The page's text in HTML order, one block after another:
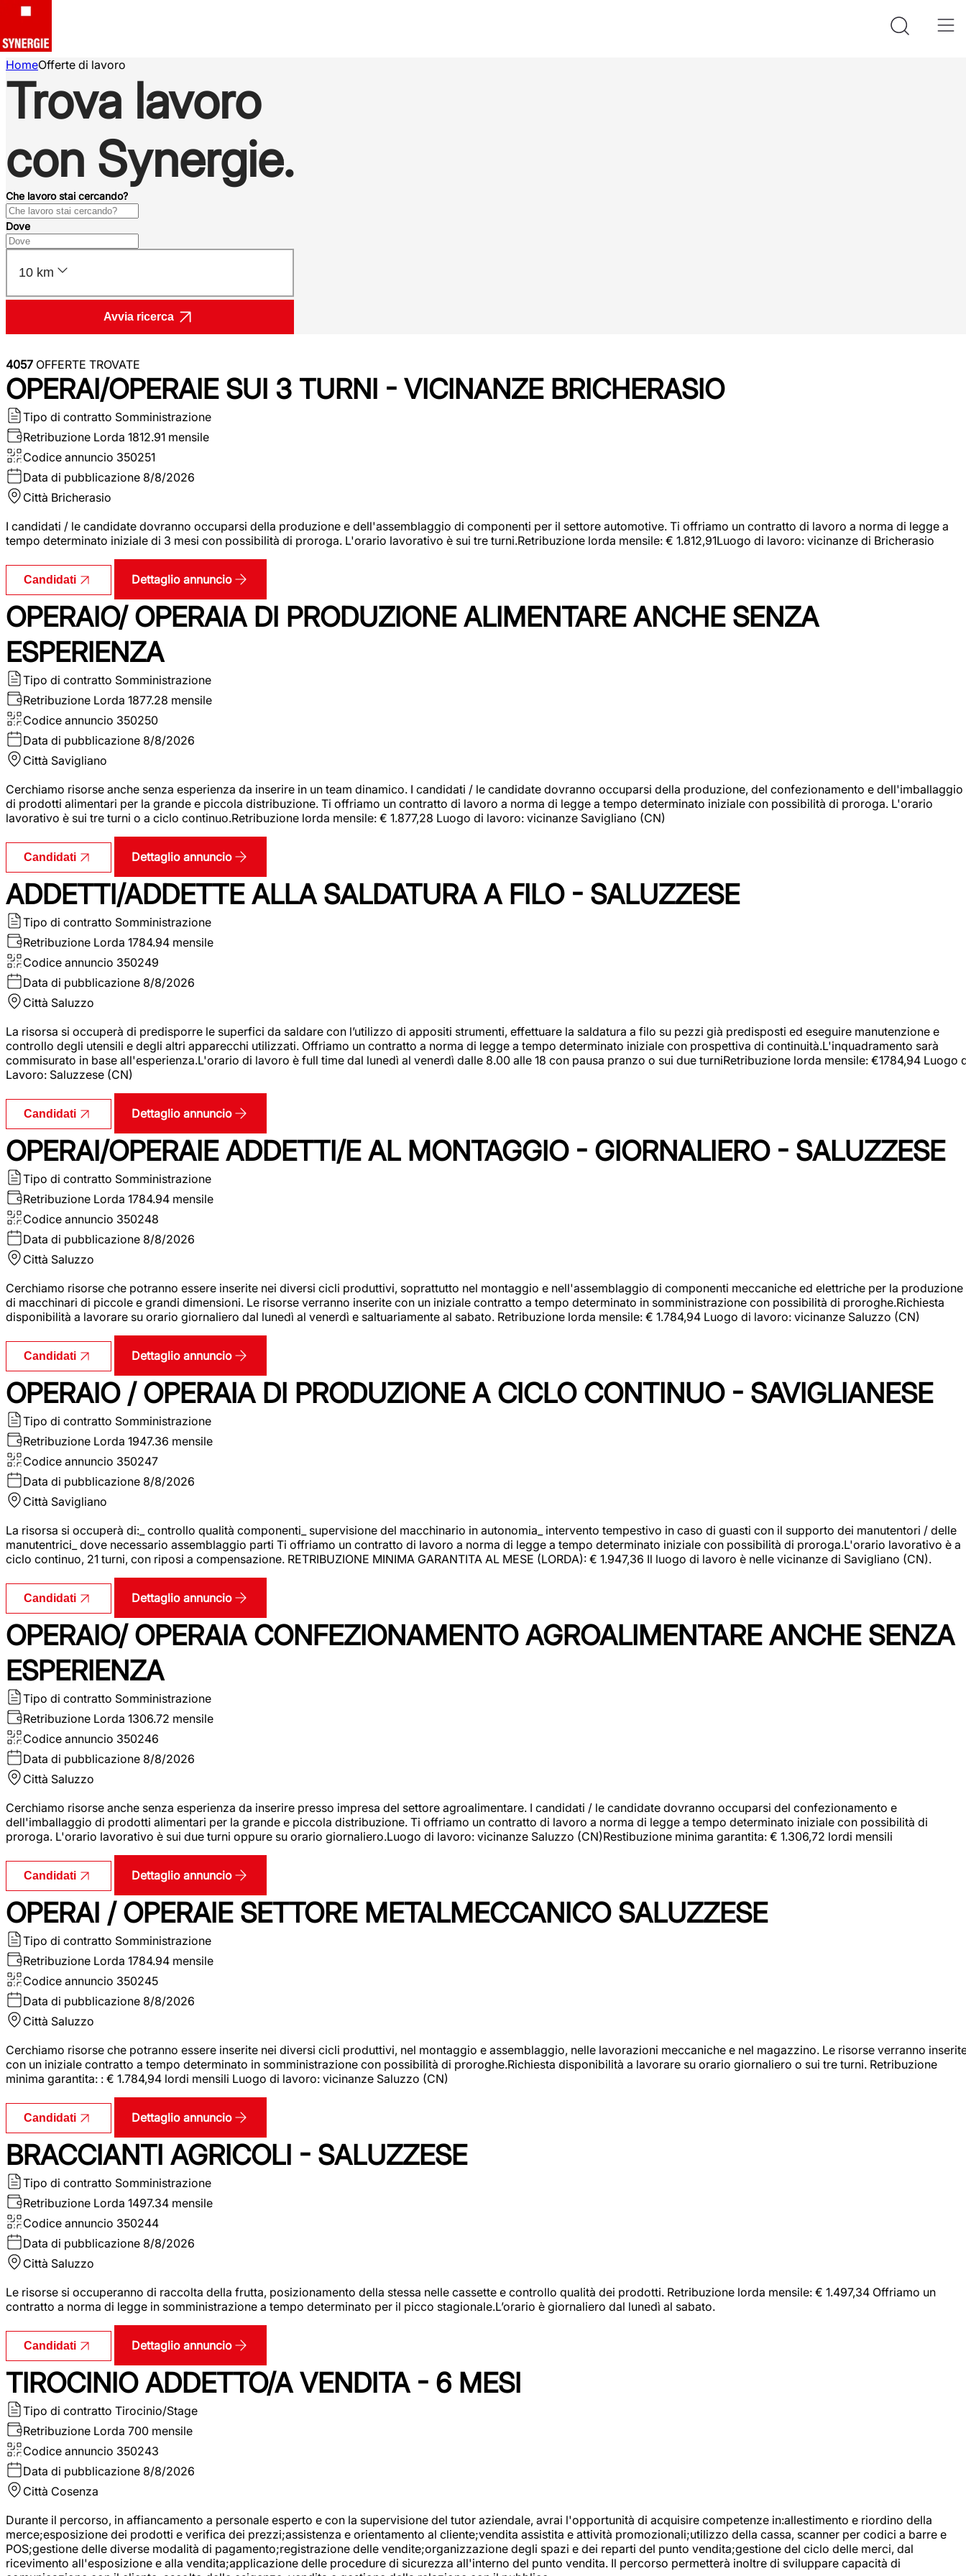
HomeOfferte di lavoro
Trova lavoro
con Synergie.
Che lavoro stai cercando?
Dove
10 km
Avvia ricerca
4057 OFFERTE TROVATE
OPERAI/OPERAIE SUI 3 TURNI - VICINANZE BRICHERASIO
Tipo di contratto Somministrazione
Retribuzione Lorda 1812.91 mensile
Codice annuncio 350251
Data di pubblicazione 8/8/2026
Città Bricherasio
I candidati / le candidate dovranno occuparsi della produzione e dell'assemblaggio di componenti per il settore automotive. Ti offriamo un contratto di lavoro a norma di legge a
tempo determinato iniziale di 3 mesi con possibilità di proroga. L'orario lavorativo è sui tre turni.Retribuzione lorda mensile: € 1.812,91Luogo di lavoro: vicinanze di Bricherasio
Candidati Dettaglio annuncio
OPERAIO/ OPERAIA DI PRODUZIONE ALIMENTARE ANCHE SENZA
ESPERIENZA
Tipo di contratto Somministrazione
Retribuzione Lorda 1877.28 mensile
Codice annuncio 350250
Data di pubblicazione 8/8/2026
Città Savigliano
Cerchiamo risorse anche senza esperienza da inserire in un team dinamico. I candidati / le candidate dovranno occuparsi della produzione, del confezionamento e dell'imballaggio
di prodotti alimentari per la grande e piccola distribuzione. Ti offriamo un contratto di lavoro a norma di legge a tempo determinato iniziale con possibilità di proroga. L'orario
lavorativo è sui tre turni o a ciclo continuo.Retribuzione lorda mensile: € 1.877,28 Luogo di lavoro: vicinanze Savigliano (CN)
Candidati Dettaglio annuncio
ADDETTI/ADDETTE ALLA SALDATURA A FILO - SALUZZESE
Tipo di contratto Somministrazione
Retribuzione Lorda 1784.94 mensile
Codice annuncio 350249
Data di pubblicazione 8/8/2026
Città Saluzzo
La risorsa si occuperà di predisporre le superfici da saldare con l’utilizzo di appositi strumenti, effettuare la saldatura a filo su pezzi già predisposti ed eseguire manutenzione e
controllo degli utensili e degli altri apparecchi utilizzati. Offriamo un contratto a norma di legge a tempo determinato iniziale con prospettiva di continuità.L'inquadramento sarà
commisurato in base all'esperienza.L'orario di lavoro è full time dal lunedì al venerdì dalle 8.00 alle 18 con pausa pranzo o sui due turniRetribuzione lorda mensile: €1784,94 Luogo
Lavoro: Saluzzese (CN)
Candidati Dettaglio annuncio
OPERAI/OPERAIE ADDETTI/E AL MONTAGGIO - GIORNALIERO - SALUZZESE
Tipo di contratto Somministrazione
Retribuzione Lorda 1784.94 mensile
Codice annuncio 350248
Data di pubblicazione 8/8/2026
Città Saluzzo
Cerchiamo risorse che potranno essere inserite nei diversi cicli produttivi, soprattutto nel montaggio e nell'assemblaggio di componenti meccaniche ed elettriche per la produzione
di macchinari di piccole e grandi dimensioni. Le risorse verranno inserite con un iniziale contratto a tempo determinato in somministrazione con possibilità di proroghe.Richiesta
disponibilità a lavorare su orario giornaliero dal lunedì al venerdì e saltuariamente al sabato. Retribuzione lorda mensile: € 1.784,94 Luogo di lavoro: vicinanze Saluzzo (CN)
Candidati Dettaglio annuncio
OPERAIO / OPERAIA DI PRODUZIONE A CICLO CONTINUO - SAVIGLIANESE
Tipo di contratto Somministrazione
Retribuzione Lorda 1947.36 mensile
Codice annuncio 350247
Data di pubblicazione 8/8/2026
Città Savigliano
La risorsa si occuperà di:_ controllo qualità componenti_ supervisione del macchinario in autonomia_ intervento tempestivo in caso di guasti con il supporto dei manutentori / delle
manutentrici_ dove necessario assemblaggio parti Ti offriamo un contratto di lavoro a norma di legge a tempo determinato iniziale con possibilità di proroga.L'orario lavorativo è a
ciclo continuo, 21 turni, con riposi a compensazione. RETRIBUZIONE MINIMA GARANTITA AL MESE (LORDA): € 1.947,36 Il luogo di lavoro è nelle vicinanze di Savigliano (CN).
Candidati Dettaglio annuncio
OPERAIO/ OPERAIA CONFEZIONAMENTO AGROALIMENTARE ANCHE SENZA
ESPERIENZA
Tipo di contratto Somministrazione
Retribuzione Lorda 1306.72 mensile
Codice annuncio 350246
Data di pubblicazione 8/8/2026
Città Saluzzo
Cerchiamo risorse anche senza esperienza da inserire presso impresa del settore agroalimentare. I candidati / le candidate dovranno occuparsi del confezionamento e
dell'imballaggio di prodotti alimentari per la grande e piccola distribuzione. Ti offriamo un contratto di lavoro a norma di legge a tempo determinato iniziale con possibilità di
proroga. L'orario lavorativo è sui due turni oppure su orario giornaliero.Luogo di lavoro: vicinanze Saluzzo (CN)Restibuzione minima garantita: € 1.306,72 lordi mensili
Candidati Dettaglio annuncio
OPERAI / OPERAIE SETTORE METALMECCANICO SALUZZESE
Tipo di contratto Somministrazione
Retribuzione Lorda 1784.94 mensile
Codice annuncio 350245
Data di pubblicazione 8/8/2026
Città Saluzzo
Cerchiamo risorse che potranno essere inserite nei diversi cicli produttivi, nel montaggio e assemblaggio, nelle lavorazioni meccaniche e nel magazzino. Le risorse verranno
con un iniziale contratto a tempo determinato in somministrazione con possibilità di proroghe.Richiesta disponibilità a lavorare su orario giornaliero o sui tre turni. Retribuzione
minima garantita: : € 1.784,94 lordi mensili Luogo di lavoro: vicinanze Saluzzo (CN)
Candidati Dettaglio annuncio
BRACCIANTI AGRICOLI - SALUZZESE
Tipo di contratto Somministrazione
Retribuzione Lorda 1497.34 mensile
Codice annuncio 350244
Data di pubblicazione 8/8/2026
Città Saluzzo
Le risorse si occuperanno di raccolta della frutta, posizionamento della stessa nelle cassette e controllo qualità dei prodotti. Retribuzione lorda mensile: € 1.497,34 Offriamo un
contratto a norma di legge in somministrazione a tempo determinato per il picco stagionale.L’orario è giornaliero dal lunedì al sabato.
Candidati Dettaglio annuncio
TIROCINIO ADDETTO/A VENDITA - 6 MESI
Tipo di contratto Tirocinio/Stage
Retribuzione Lorda 700 mensile
Codice annuncio 350243
Data di pubblicazione 8/8/2026
Città Cosenza
Durante il percorso, in affiancamento a personale esperto e con la supervisione del tutor aziendale, avrai l'opportunità di acquisire competenze in:allestimento e riordino della
merce;esposizione dei prodotti e verifica dei prezzi;assistenza e orientamento al cliente;vendita assistita e attività promozionali;utilizzo della cassa, scanner per codici a barre e
POS;gestione delle diverse modalità di pagamento;registrazione delle vendite;organizzazione degli spazi e dei reparti del punto vendita;gestione del ciclo delle merci, dal
ricevimento all'esposizione e alla vendita;applicazione delle procedure di sicurezza all'interno del punto vendita. Il percorso permetterà inoltre di sviluppare capacità di